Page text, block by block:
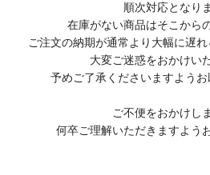
順次対応となり
在庫がない商品はそこから
ご注文の納期が通常より大幅に遅れ
大変ご迷惑をおかけい
予めご了承くださいますようお
ご不便をおかけし
何卒ご理解いただきますよう